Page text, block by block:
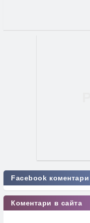
Facebook коментари
Коментари в сайта